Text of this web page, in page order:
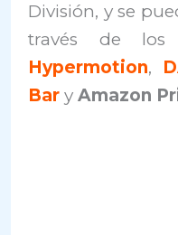
División, y se
través de los
Hypermotion,
Bar yAmazon